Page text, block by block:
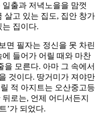
출과 저녁노을을 맘껏
살고 있는 집도, 집안 창가
는 집이다.
면 필자는 정신을 못 차린
들어가 어릴 때와 마찬
을 모른다. 아마 그 속에서
것이다. 땅거미가 져야만
적 아지트는 오산중고등
로는, 언제 어디서든지
’가 되었다.